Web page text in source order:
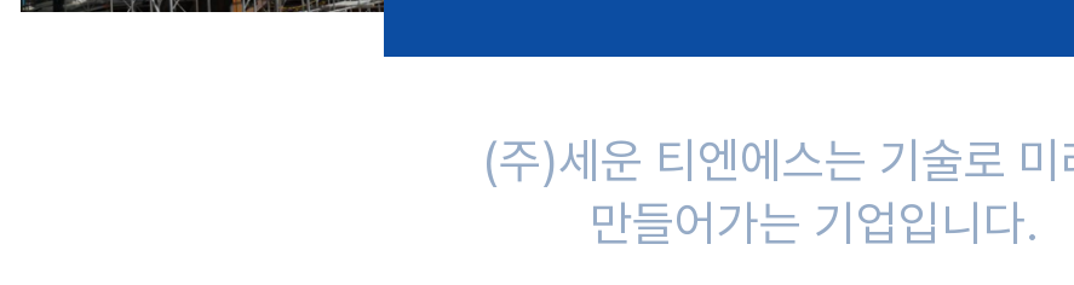
(주)세운 티엔에스는 기술로 미
만들어가는 기업입니다.